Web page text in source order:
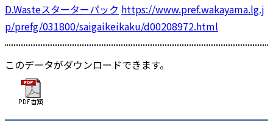
D.Wasteスターターパック https://www.pref.wakayama.lg.j
p/prefg/031800/saigaikeikaku/d00208972.html
このデータがダウンロードできます。